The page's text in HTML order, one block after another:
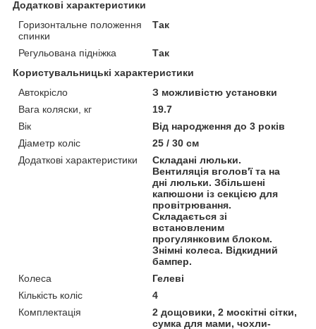
Додаткові характеристики
Горизонтальне положення
спинки
Так
Регульована підніжка
Так
Користувальницькі характеристики
Автокрісло
З можливістю установки
Вага коляски, кг
19.7
Вік
Від народження до 3 років
Діаметр коліс
25 / 30 см
Додаткові характеристики
Складані люльки.
Вентиляція вголов'ї та на
дні люльки. Збільшені
капюшони із секцією для
провітрювання.
Складається зі
встановленим
прогулянковим блоком.
Знімні колеса. Відкидний
бампер.
Колеса
Гелеві
Кількість коліс
4
Комплектація
2 дощовики, 2 москітні сітки,
сумка для мами, чохли-